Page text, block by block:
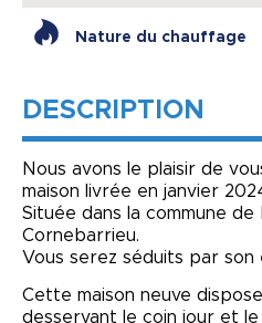
Nature du chauffage
DESCRIPTION
Nous avons le plaisir de
maison livrée en janvier
Située dans la commune de
Cornebarrieu.
Vous serez séduits par son
Cette maison neuve
desservant le coin jour et le